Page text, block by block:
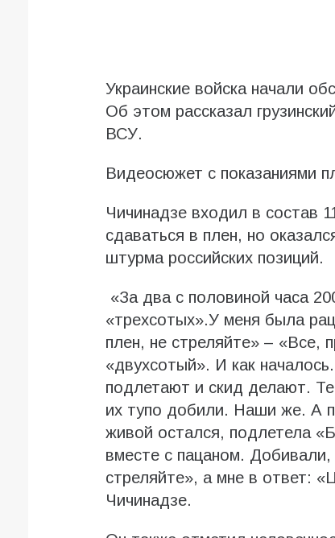
Украинские войска начали
Об этом рассказал
ВСУ.
Видеосюжет с показаниями
Чичинадзе входил в состав
сдаваться в плен, но
штурма российских позиций.
«За два с половиной часа
«трехсотых».У меня была
плен, не стреляйте» – «Все,
«двухсотый». И как
подлетают и скид делают.
их тупо добили. Наши же. А
живой остался, подлетела
вместе с пацаном.
стреляйте», а мне в ответ:
Чичинадзе.